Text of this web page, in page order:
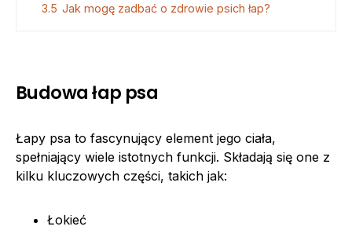
3.5 Jak mogę zadbać o zdrowie psich łap?
Budowa łap psa
Łapy psa to fascynujący element jego ciała,
spełniający wiele istotnych funkcji. Składają się one z
kilku kluczowych części, takich jak:
Łokieć